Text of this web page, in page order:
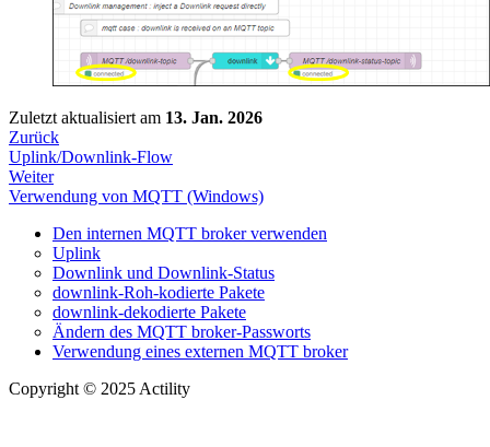
Zuletzt aktualisiert am 13. Jan. 2026
Zurück
Uplink/Downlink-Flow
Weiter
Verwendung von MQTT (Windows)
Den internen MQTT broker verwenden
Uplink
Downlink und Downlink-Status
downlink-Roh-kodierte Pakete
downlink-dekodierte Pakete
Ändern des MQTT broker-Passworts
Verwendung eines externen MQTT broker
Copyright © 2025 Actility